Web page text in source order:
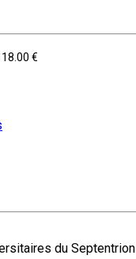
18.00 €
du Septentrion